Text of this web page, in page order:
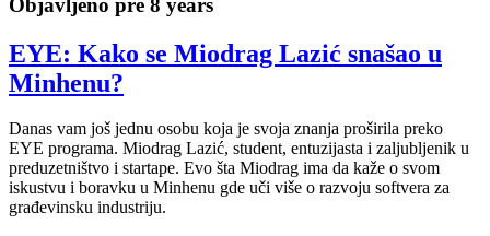
EYE: Kako se Miodrag Lazić snašao u
Minhenu?
Danas vam još jednu osobu koja je svoja znanja proširila preko
EYE programa. Miodrag Lazić, student, entuzijasta i zaljubljenik u
preduzetništvo i startape. Evo šta Miodrag ima da kaže o svom
iskustvu i boravku u Minhenu gde uči više o razvoju softvera za
građevinsku industriju.